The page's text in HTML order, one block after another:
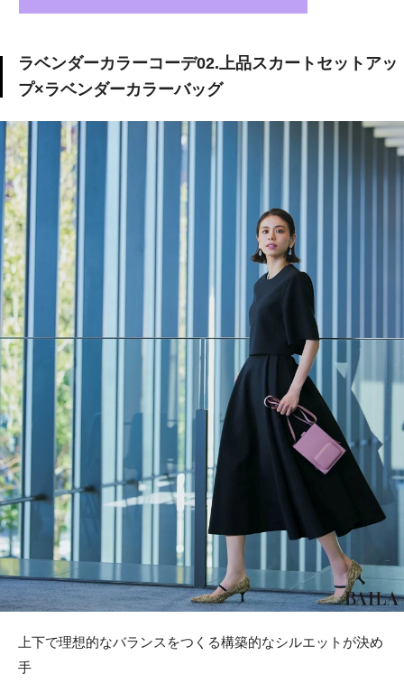
ラベンダーカラーコーデ02.上品スカートセットアッ
プ×ラベンダーカラーバッグ
上下で理想的なバランスをつくる構築的なシルエットが決め
手